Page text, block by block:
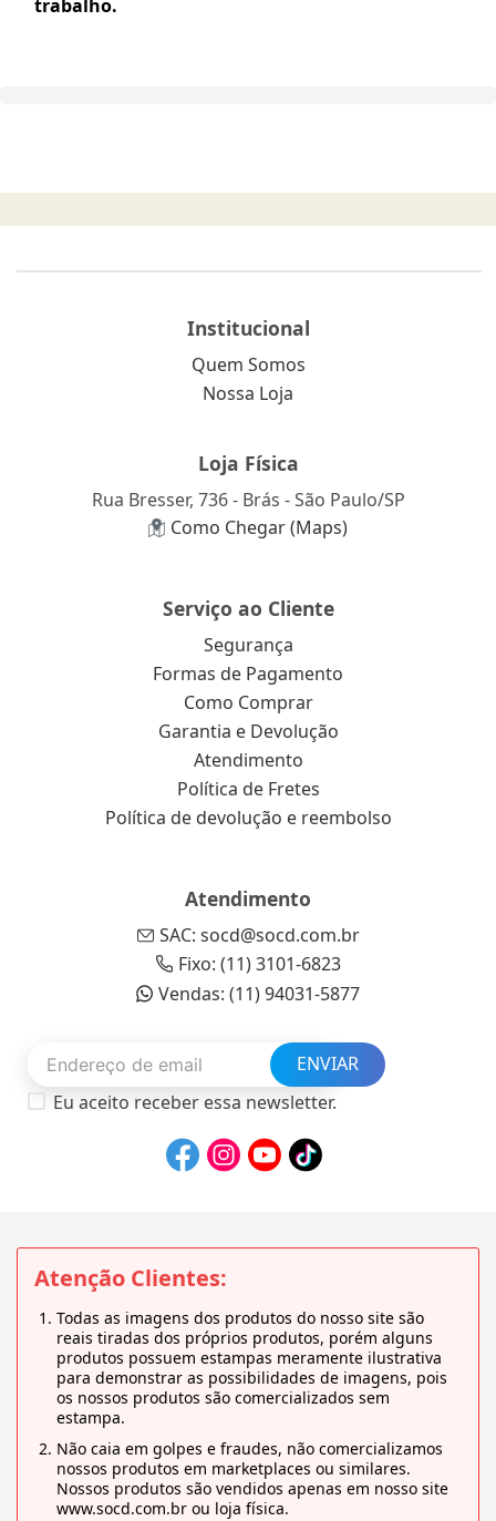
trabalho.
Institucional
Quem Somos
Nossa Loja
Loja Física
Rua Bresser, 736 - Brás - São Paulo/SP
Como Chegar (Maps)
Serviço ao Cliente
Segurança
Formas de Pagamento
Como Comprar
Garantia e Devolução
Atendimento
Política de Fretes
Política de devolução e reembolso
Atendimento
SAC: socd@socd.com.br
Fixo: (11) 3101-6823
Vendas: (11) 94031-5877
ENVIAR
Eu aceito receber essa newsletter.
Atenção Clientes:
Todas as imagens dos produtos do nosso site são
reais tiradas dos próprios produtos, porém alguns
produtos possuem estampas meramente ilustrativa
para demonstrar as possibilidades de imagens, pois
os nossos produtos são comercializados sem
estampa.
Não caia em golpes e fraudes, não comercializamos
nossos produtos em marketplaces ou similares.
Nossos produtos são vendidos apenas em nosso site
www.socd.com.br ou loja física.